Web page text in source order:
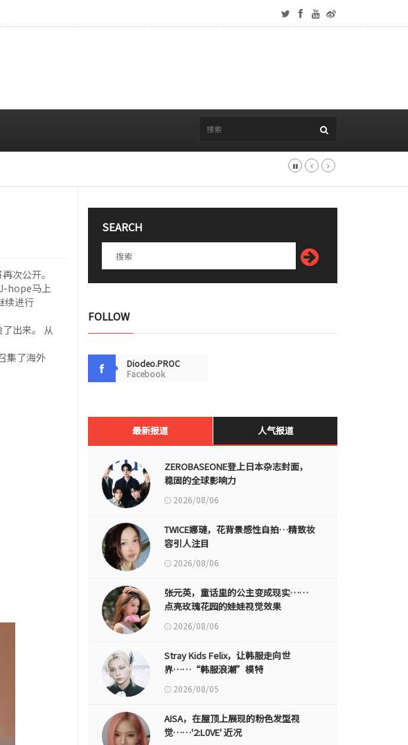
次公开。
hope马上
续进行
出来。 从
集了海外
SEARCH
FOLLOW
Diodeo.PROC
Facebook
最新报道 人气报道
ZEROBASEONE登上日本杂志封面，
稳固的全球影响力
2026/08/06
TWICE娜璉，花背景感性自拍…精致妆
容引人注目
2026/08/06
张元英，童话里的公主变成现实……
点亮玫瑰花园的娃娃视觉效果
2026/08/06
Stray Kids Felix，让韩服走向世
界……“韩服浪潮”模特
2026/08/05
AISA，在屋顶上展现的粉色发型视
觉……'2:L0VE' 近况